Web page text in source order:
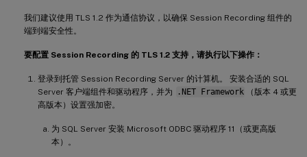
我们建议使用 TLS 1.2 作为通信协议，以确保 Session Recording 组件的
端到端安全性。
要配置 Session Recording 的 TLS 1.2 支持，请执行以下操作：
登录到托管 Session Recording Server 的计算机。 安装合适的 SQL
Server 客户端组件和驱动程序，并为
.NET Framework
（版本 4 或更
高版本）设置强加密。
为 SQL Server 安装 Microsoft ODBC 驱动程序 11（或更高版
本）。